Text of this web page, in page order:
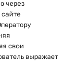
через
свои
выражает